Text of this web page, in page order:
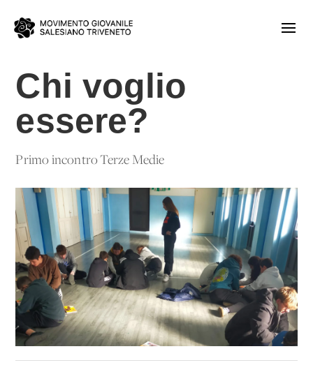
Chi voglio
essere?
Primo incontro Terze Medie